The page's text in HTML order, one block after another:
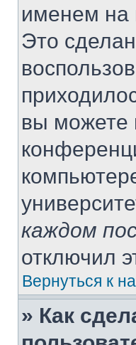
именем на
Это
вы можете
каждом
отключил
Вернуться к
» Как